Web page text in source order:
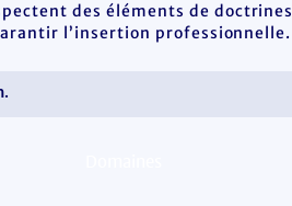
des éléments de
l’insertion professionnelle.